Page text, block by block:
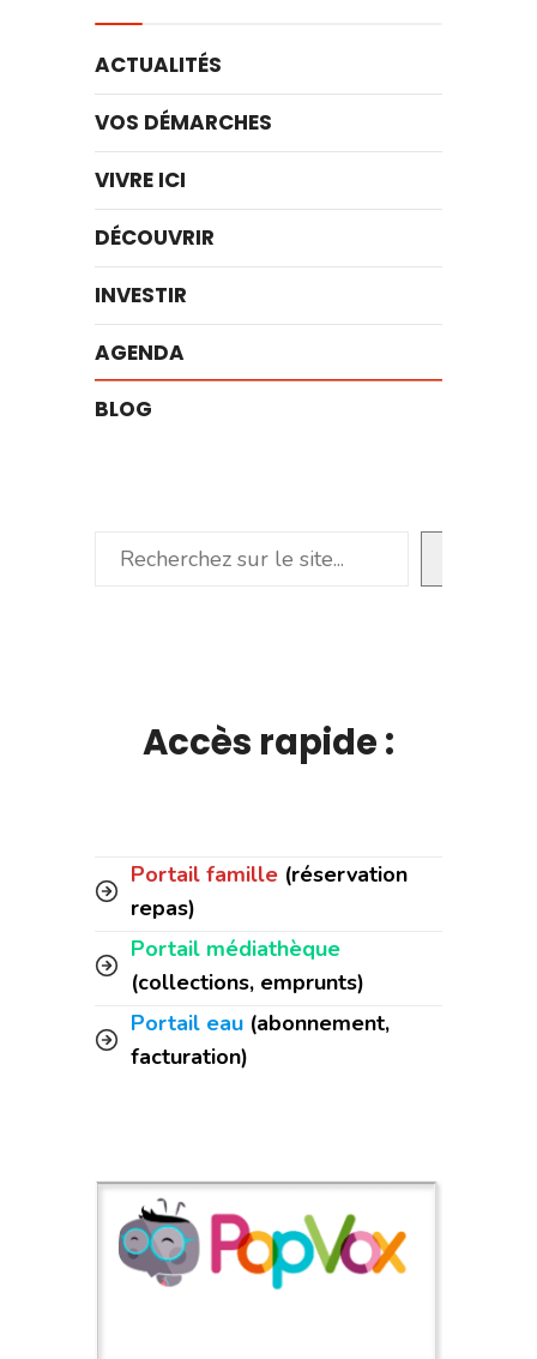
ACTUALITÉS
VOS DÉMARCHES
VIVRE ICI
DÉCOUVRIR
INVESTIR
AGENDA
BLOG
Rechercher
Accès rapide :
Portail famille (réservation
repas)
Portail médiathèque
(collections, emprunts)
Portail eau (abonnement,
facturation)